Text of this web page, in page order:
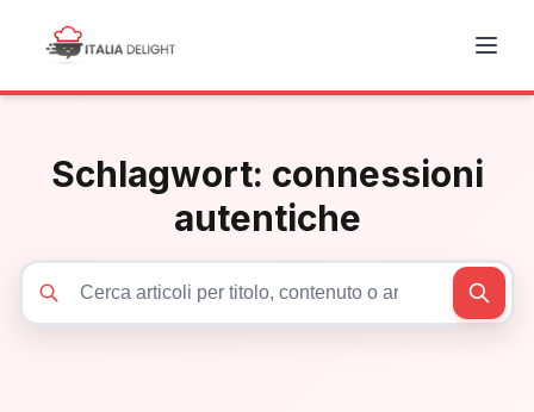
Schlagwort: connessioni
autentiche